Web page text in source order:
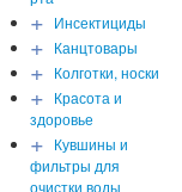
+ Инсектициды
+ Канцтовары
+ Колготки, носки
+ Красота и
здоровье
+ Кувшины и
фильтры для
очистки воды